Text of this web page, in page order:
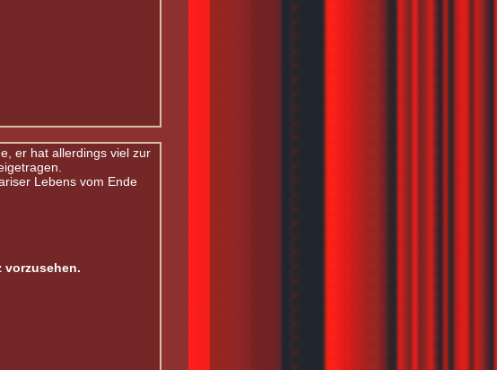
er hat allerdings viel zur
Lebens vom Ende
vorzusehen.